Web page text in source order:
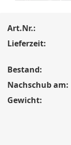
Art.Nr.:
Lieferzeit:
Bestand:
Nachschub am:
Gewicht: